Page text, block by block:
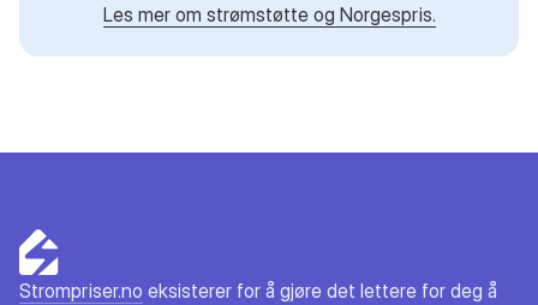
Les mer om strømstøtte og Norgespris.
Strompriser.no eksisterer for å gjøre det lettere for deg å